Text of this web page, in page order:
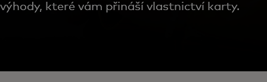
výhody, které vám přináší vlastnictví karty.